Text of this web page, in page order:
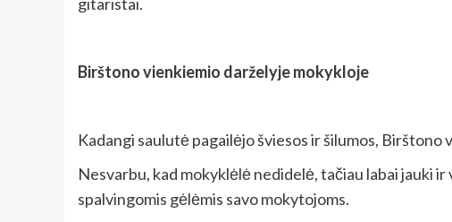
Birštono vienkiemio darželyje mokykloje
Kadangi saulutė pagailėjo šviesos ir šilumos,
Nesvarbu, kad mokyklėlė nedidelė, tačiau labai jauki
spalvingomis gėlėmis savo mokytojoms.